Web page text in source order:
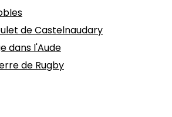
de Castelnaudary
dans l'Aude
de Rugby